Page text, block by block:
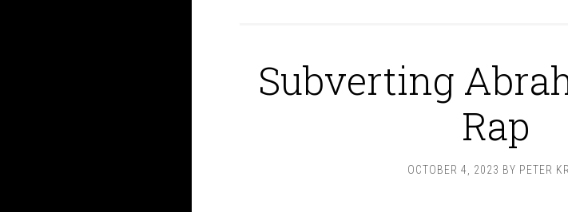
Subverting
Rap
OCTOBER 4, 2023 BY PETER